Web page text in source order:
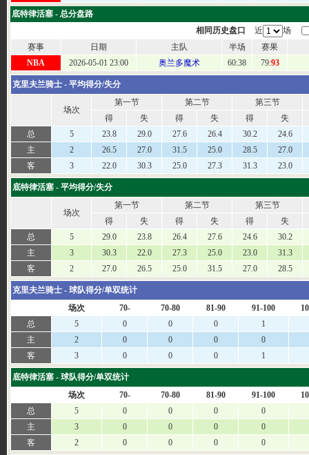
底特律活塞 - 总分盘路
相同历史盘口
近
场
赛事
日期 主队 半场
赛果
NBA
2026-05-01 23:00 奥兰多魔术 60:38 79:93
克里夫兰骑士 - 平均得分/失分
场次
第一节 第二节
第三节
得
失 得 失 得
失
总
5 23.8 29.0 27.6 26.4 30.2
24.6
主
2 26.5 27.0 31.5 25.0 28.5
27.0
客
3 22.0 30.3 25.0 27.3 31.3 23.0
底特律活塞 - 平均得分/失分
场次
第一节 第二节
第三节
得
失 得 失 得
失
总
5 29.0 23.8 26.4 27.6 24.6
30.2
主
3 30.3 22.0 27.3 25.0 23.0
31.3
客
2 27.0 26.5 25.0 31.5 27.0 28.5
克里夫兰骑士 - 球队得分/单双统计
场次
70- 70-80 81-90 91-100
总
5 0 0 0
1
主
2 0 0 0
0
客
3 0 0 0 1
底特律活塞 - 球队得分/单双统计
场次
70- 70-80 81-90 91-100
总
5 0 0 0
0
主
3 0 0 0
0
客
2 0 0 0 0